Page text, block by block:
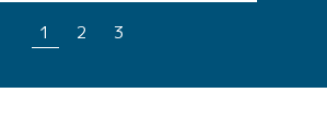
1 2 3